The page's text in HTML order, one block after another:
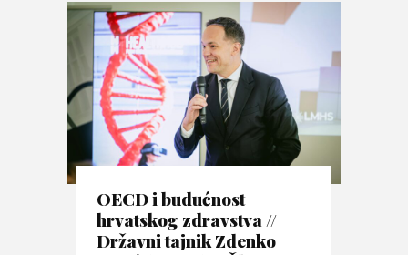
OECD i budućnost
hrvatskog zdravstva //
Državni tajnik Zdenko